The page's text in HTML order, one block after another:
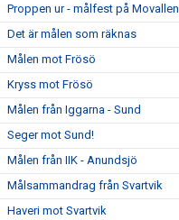
Proppen ur - målfest på Movallen
Det är målen som räknas
Målen mot Frösö
Kryss mot Frösö
Målen från Iggarna - Sund
Seger mot Sund!
Målen från IIK - Anundsjö
Målsammandrag från Svartvik
Haveri mot Svartvik